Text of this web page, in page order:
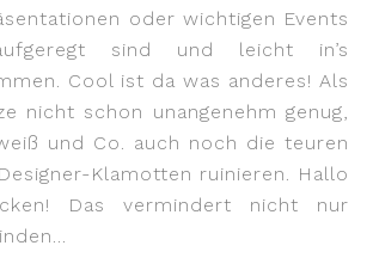
oder wichtigen Events
sind und leicht in’s
Cool ist da was anderes! Als
nicht schon unangenehm genug,
und Co. auch noch die teuren
Klamotten ruinieren. Hallo
Das vermindert nicht nur